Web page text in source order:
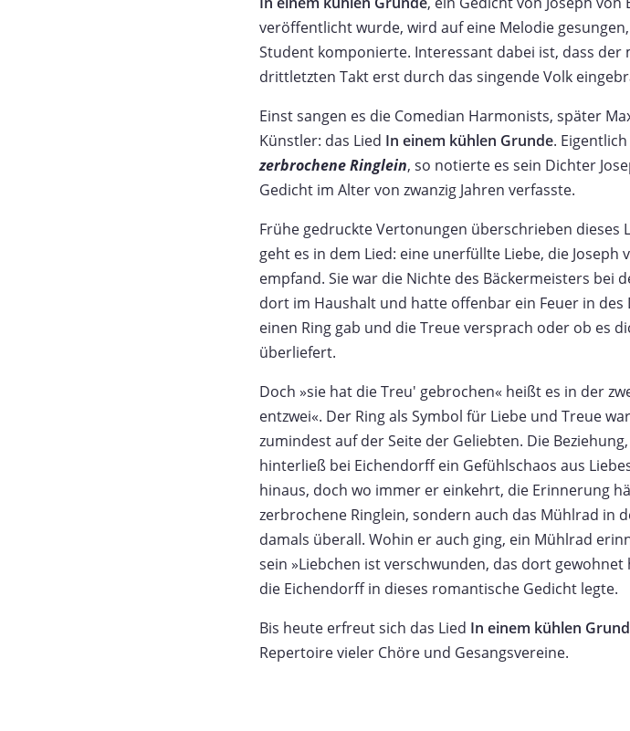
veröffentlicht wurde, wird auf eine Melodie
Student komponierte. Interessant dabei ist, dass der
drittletzten Takt erst durch das singende Volk
Einst sangen es die Comedian Harmonists, später
Künstler: das Lied In einem kühlen Grunde.
zerbrochene Ringlein, so notierte es sein Dichter
Gedicht im Alter von zwanzig Jahren verfasste.
Frühe gedruckte Vertonungen überschrieben dieses
geht es in dem Lied: eine unerfüllte Liebe, die
empfand. Sie war die Nichte des Bäckermeisters bei
dort im Haushalt und hatte offenbar ein Feuer in
einen Ring gab und die Treue versprach oder ob es
überliefert.
Doch »sie hat die Treu' gebrochen« heißt es in der
entzwei«. Der Ring als Symbol für Liebe und Treue
zumindest auf der Seite der Geliebten. Die
hinterließ bei Eichendorff ein Gefühlschaos aus
hinaus, doch wo immer er einkehrt, die Erinnerung
zerbrochene Ringlein, sondern auch das Mühlrad in
damals überall. Wohin er auch ging, ein Mühlrad
sein »Liebchen ist verschwunden, das dort
die Eichendorff in dieses romantische Gedicht legte.
Bis heute erfreut sich das Lied In einem kühlen
Repertoire vieler Chöre und Gesangsvereine.